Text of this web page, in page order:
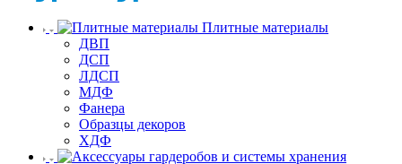
Плитные материалы
ДВП
ДСП
ЛДСП
МДФ
Фанера
Образцы декоров
ХДФ